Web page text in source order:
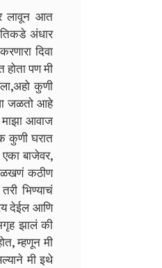
लावून आत
अंधार
दिवा
पण मी
कुणी
जळतो आहे
आवाज
कुणी घरात
बाजेवर,
कठीण
भिण्याचं
देईल आणि
झालं की
म्हणून मी
मी इथे